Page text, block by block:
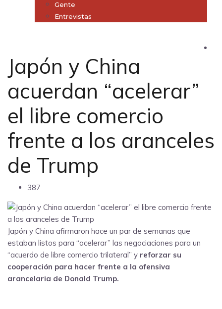
Gente
Entrevistas
Japón y China
acuerdan “acelerar”
el libre comercio
frente a los aranceles
de Trump
387
Japón y China afirmaron hace un par de semanas que
estaban listos para “acelerar” las negociaciones para un
“acuerdo de libre comercio trilateral” y reforzar su
cooperación para hacer frente a la ofensiva
arancelaria de Donald Trump.